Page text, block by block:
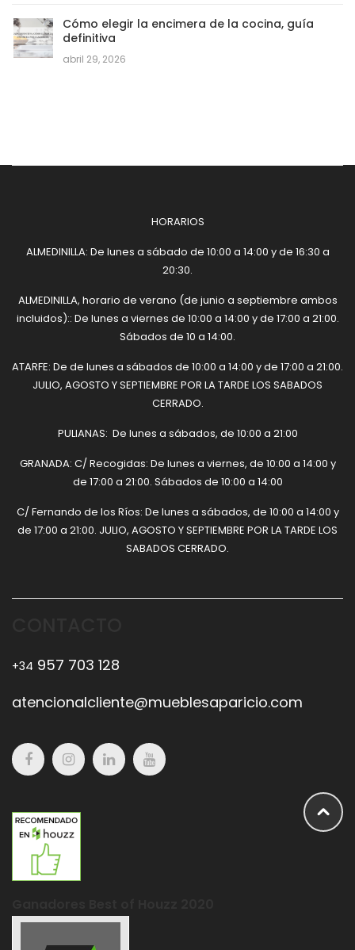
Cómo elegir la encimera de la cocina, guía
definitiva
abril 29, 2026
HORARIOS
ALMEDINILLA: De lunes a sábado de 10:00 a 14:00 y de 16:30 a
20:30.
ALMEDINILLA, horario de verano (de junio a septiembre ambos
incluidos):: De lunes a viernes de 10:00 a 14:00 y de 17:00 a 21:00.
Sábados de 10 a 14:00.
ATARFE: De de lunes a sábados de 10:00 a 14:00 y de 17:00 a 21:00.
JULIO, AGOSTO Y SEPTIEMBRE POR LA TARDE LOS SABADOS
CERRADO.
PULIANAS: De lunes a sábados, de 10:00 a 21:00
GRANADA: C/ Recogidas: De lunes a viernes, de 10:00 a 14:00 y
de 17:00 a 21:00. Sábados de 10:00 a 14:00
C/ Fernando de los Ríos: De lunes a sábados, de 10:00 a 14:00 y
de 17:00 a 21:00. JULIO, AGOSTO Y SEPTIEMBRE POR LA TARDE LOS
SABADOS CERRADO.
+34 957 703 128
atencionalcliente@mueblesaparicio.com